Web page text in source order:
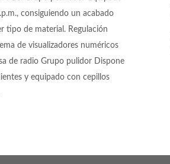
consiguiendo un acabado
tipo de material. Regulación
de visualizadores numéricos
de radio Grupo pulidor Dispone
y equipado con cepillos